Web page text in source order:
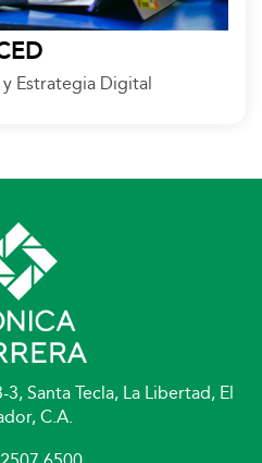
Estrategia Digital
Santa Tecla, La Libertad, El
C.A.